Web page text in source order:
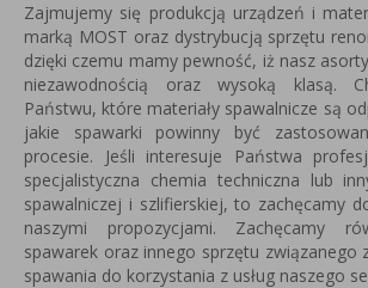
Zajmujemy się produkcją urządzeń i
marką MOST oraz dystrybucją sprzętu
dzięki czemu mamy pewność, iż nasz
niezawodnością oraz wysoką klasą.
Państwu, które materiały spawalnicze są
jakie spawarki powinny być
procesie. Jeśli interesuje Państwa
specjalistyczna chemia techniczna lub
spawalniczej i szlifierskiej, to zachęcamy
naszymi propozycjami. Zachęcamy
spawarek oraz innego sprzętu związanego
spawania do korzystania z usług naszego